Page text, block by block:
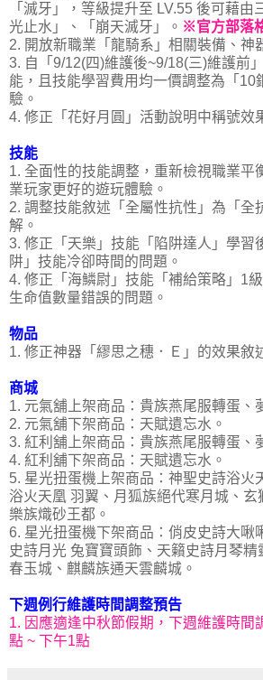
「滅牙」，等級提升至 LV.55 後可藉由
光止水」、「崩天滅牙」。 ※官方部落
2. 開放新職業「龍騎系」相關裝備、神
3. 自「9/12(四)維護後~9/18(三)維護前
能，且技能學習費用均一價調整為「10
驗。
4. 修正「花好月圓」活動說明中稱號效
技能
1. 全面性的技能調整，重新檢視職業平
業玩家更好的遊玩體驗。
2. 調整技能敘述「全屬性抗性」為「全
解。
3. 修正「天樂」技能「陷阱達人」學習
阱」技能冷卻時間的問題。
4. 修正「海鱗尉」技能「補給策略」1
生命值數量錯誤的問題。
物品
1. 修正神器「繆思之穗．Ｅ」的效果敘
商城
1. 元氣舖上架商品：貴族燕尾服轉蛋、
2. 元氣舖下架商品：天賦遺忘水。
3. 紅利舖上架商品：貴族燕尾服轉蛋、
4. 紅利舖下架商品：天賦遺忘水。
5. 星光扭蛋機上架商品：神聖史詩浴火
浴火天凰 羽翼、月狐族絕代寒月城、玄
樂族熾砂王都。
6. 星光扭蛋機下架商品：俏皮史詩大啾
史詩月光 兔寶寶頭飾、天籟史詩月琴
春玉城、麒麟族通天雲麟城。
下週例行維護時間調整預告
1. 因應適逢中秋節假期，下週維護時間
點 ~ 下午1點